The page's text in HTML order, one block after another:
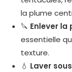
la plume
🔪 Enlever la
essentielle
texture.
💧 Laver